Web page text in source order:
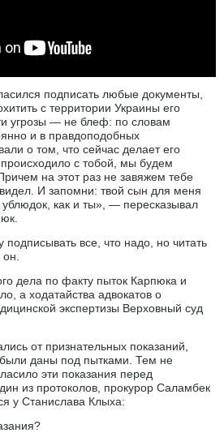
подписать любые документы,
с территории Украины его
угрозы — не блеф: по словам
и в правдоподобных
о том, что сейчас делает его
с тобой, мы будем
на этот раз не завяжем тебе
И запомни: твой сын для меня
ублюдок, как и ты», — пересказывал
подписывать все, что надо, но читать
дела по факту пыток Карпюка и
а ходатайства адвокатов о
экспертизы Верховный суд
от признательных показаний,
даны под пытками. Тем не
эти показания перед
из протоколов, прокурор Саламбек
у Станислава Клыха: